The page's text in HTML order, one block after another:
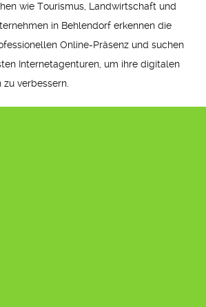
wie Tourismus, Landwirtschaft und
in Behlendorf erkennen die
Online-Präsenz und suchen
Internetagenturen, um ihre digitalen
verbessern.